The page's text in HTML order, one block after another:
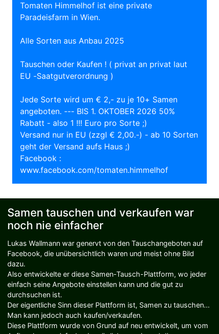
Tomaten Himmelhof ist eine private
Paradeisfarm in Wien.
Alle Sorten aus Anbau 2025
Tauschen oder Kaufen ! ( privat an privat laut
EU -Saatgutverordnung )
Jede Sorte wird um € 2,- zu je 10+ Samen
angeboten. --- BIS 1. OKTOBER 2026 50%
Rabatt - also 1 !!! Euro pro Sorte ;)
Versand nur in EU (zzgl € 2,00.-) - ab 10 Sorten
geht der Versand aufs Haus ;)
Facebook :
www.facebook.com/tomaten.himmelhof
Samen tauschen und verkaufen war
noch nie einfacher
Lukas Wallmann war genervt von den Tauschangeboten auf
Facebook, die unübersichtlich waren und meist ohne Bild
dazu.
Also entwickelte er diese Samen-Tausch-Plattform, wo jeder
einfach seine Angebote einstellen kann und die gut zu
durchsuchen ist.
Der eigentliche Sinn dieser Plattform ist, Samen zu tauschen...
Man kann jedoch auch kaufen/verkaufen.
Diese Plattform wurde von Grund auf neu entwickelt, um vom